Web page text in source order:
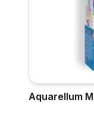
Aquarellum